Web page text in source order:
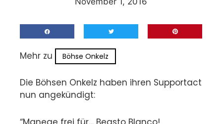
Mehr zu Böhse Onkelz
Die Böhsen Onkelz haben ihren Supportact
nun angekündigt: